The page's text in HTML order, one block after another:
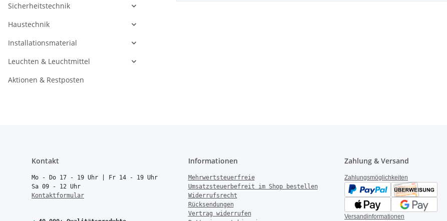
Sicherheitstechnik
Haustechnik
Installationsmaterial
Leuchten & Leuchtmittel
Aktionen & Restposten
Kontakt
Mo - Do 17 - 19 Uhr | Fr 14 - 19 Uhr
Sa 09 - 12 Uhr
Kontaktformular
Informationen
Mehrwertsteuerfreie
Umsatzsteuerbefreit im Shop bestellen
Widerrufsrecht
Rücksendungen
Vertrag widerrufen
Zahlung & Versand
Zahlungsmöglichkeiten
Versandinformationen